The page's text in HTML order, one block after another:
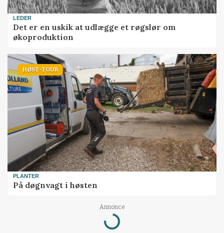
LEDER
Det er en uskik at udlægge et røgslør om
økoproduktion
HØST-TOUR
PLANTER
På døgnvagt i høsten
Annonce
Loading...